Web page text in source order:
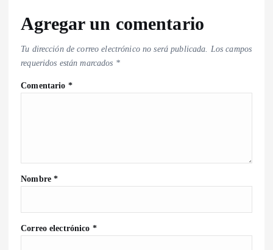
Agregar un comentario
Tu dirección de correo electrónico no será publicada.
Los campos
requeridos están marcados *
Comentario *
Nombre*
Correo electrónico *